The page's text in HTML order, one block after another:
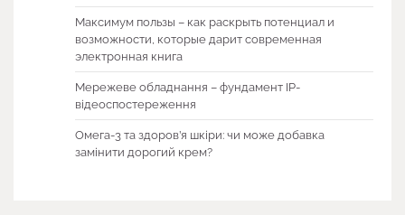
Максимум пользы – как раскрыть потенциал и
возможности, которые дарит современная
электронная книга
Мережеве обладнання – фундамент IP-
відеоспостереження
Омега-3 та здоров’я шкіри: чи може добавка
замінити дорогий крем?